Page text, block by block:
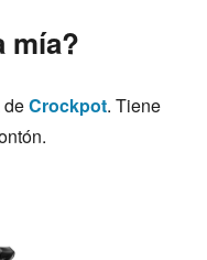
mía?
deCrockpot. Tiene